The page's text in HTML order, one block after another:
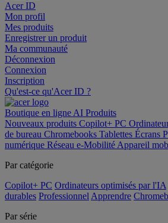
Acer ID
Mon profil
Mes produits
Enregistrer un produit
Ma communauté
Déconnexion
Connexion
Inscription
Qu'est-ce qu'Acer ID ?
Boutique en ligne AI Produits
Nouveaux produits Copilot+ PC
de bureau Chromebooks Tablettes Écrans
numérique Réseau e-Mobilité Appareil
Par catégorie
Copilot+ PC Ordinateurs optimisés par l'IA
durables Professionnel Apprendre
Par série